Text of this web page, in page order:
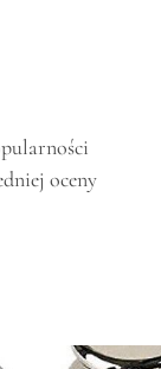
oceny